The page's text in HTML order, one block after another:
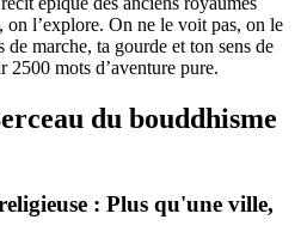
l’explore. On ne le voit pas, on le
de marche, ta gourde et ton sens de
2500 mots d’aventure pure.
du bouddhisme
: Plus qu'une ville,